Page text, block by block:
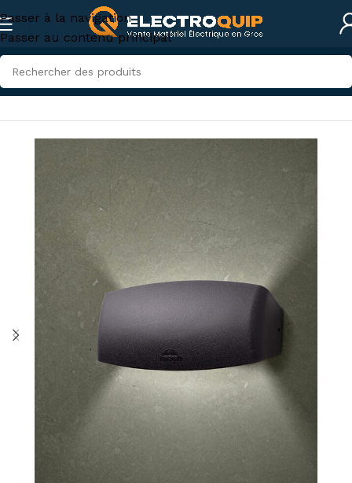
Passer à la navigation
Passer au contenu principal
Accueil/Eclairage